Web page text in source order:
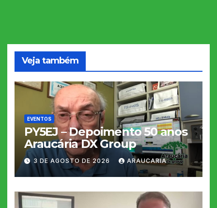
Veja também
EVENTOS
PY5EJ – Depoimento 50 anos
Araucária DX Group
3 DE AGOSTO DE 2026 ARAUCARIA